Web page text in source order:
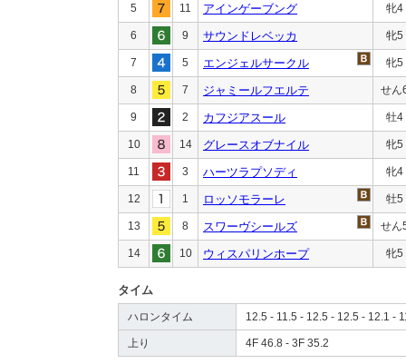
5 11 アインゲーブング 牝4
6 9 サウンドレベッカ 牝5
7 5 エンジェルサークル 牝5
8 7 ジャミールフエルテ せん
9 2 カフジアスール 牡4
10 14 グレースオブナイル 牝5
11 3 ハーツラプソディ 牝4
12 1 ロッソモラーレ 牡5
13 8 スワーヴシールズ せん
14 10 ウィスパリンホープ 牝5
タイム
ハロンタイム 12.5 - 11.5 - 12.5 - 12.5 - 12.1 -
上り 4F 46.8 - 3F 35.2